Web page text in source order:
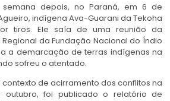
depois, no Paraná, em 6 de
indígena Ava-Guarani da Tekoha
tiros. Ele saía de uma reunião da
da Fundação Nacional do Índio
a demarcação de terras indígenas na
sofreu o atentado.
de acirramento dos conflitos na
outubro, foi publicado o relatório de